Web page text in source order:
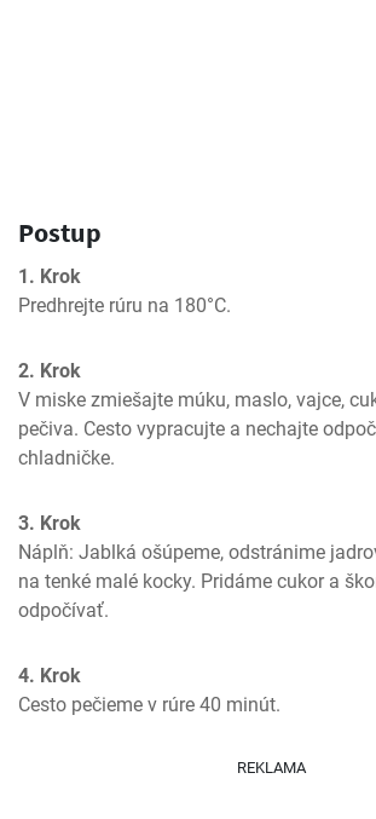
Postup
1. Krok
Predhrejte rúru na 180°C.
2. Krok
V miske zmiešajte múku, maslo, vajce,
pečiva. Cesto vypracujte a nechajte
chladničke.
3. Krok
Náplň: Jablká ošúpeme, odstránime
na tenké malé kocky. Pridáme cukor a
odpočívať.
4. Krok
Cesto pečieme v rúre 40 minút.
REKLAMA